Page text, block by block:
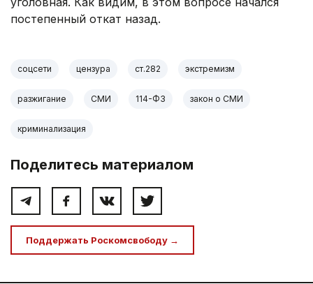
постепенный откат назад.
соцсети цензура ст.282 экстремизм
разжигание СМИ 114-ФЗ закон о СМИ
криминализация
Поделитесь материалом
Поддержать Роскомсвободу →